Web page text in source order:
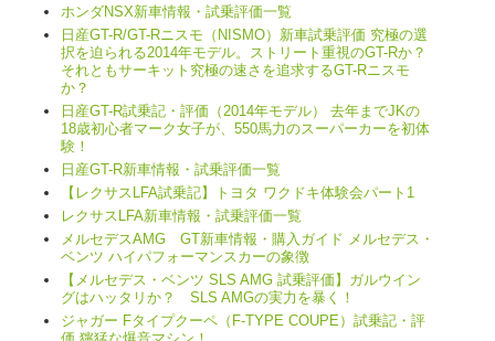
ホンダNSX新車情報・試乗評価一覧
日産GT-R/GT-Rニスモ（NISMO）新車試乗評価 究極の選
択を迫られる2014年モデル。ストリート重視のGT-Rか？
それともサーキット究極の速さを追求するGT-Rニスモ
か？
日産GT-R試乗記・評価（2014年モデル） 去年までJKの
18歳初心者マーク女子が、550馬力のスーパーカーを初体
験！
日産GT-R新車情報・試乗評価一覧
【レクサスLFA試乗記】トヨタ ワクドキ体験会パート1
レクサスLFA新車情報・試乗評価一覧
メルセデスAMG GT新車情報・購入ガイド メルセデス・
ベンツ ハイパフォーマンスカーの象徴
【メルセデス・ベンツ SLS AMG 試乗評価】ガルウイン
グはハッタリか？ SLS AMGの実力を暴く！
ジャガー Fタイプクーペ（F-TYPE COUPE）試乗記・評